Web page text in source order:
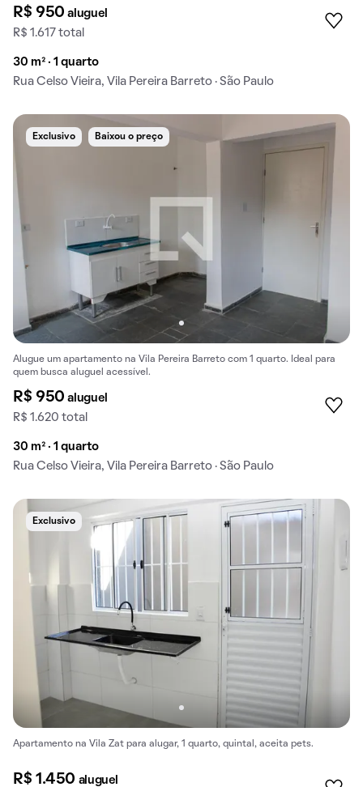
R$ 950aluguel
R$ 1.617 total
30 m² · 1 quarto
Rua Celso Vieira, Vila Pereira Barreto · São Paulo
Exclusivo Baixou o preço
Alugue um apartamento na Vila Pereira Barreto com 1 quarto. Ideal para
quem busca aluguel acessível.
R$ 950aluguel
R$ 1.620 total
30 m² · 1 quarto
Rua Celso Vieira, Vila Pereira Barreto · São Paulo
Exclusivo
Apartamento na Vila Zat para alugar, 1 quarto, quintal, aceita pets.
R$ 1.450 aluguel